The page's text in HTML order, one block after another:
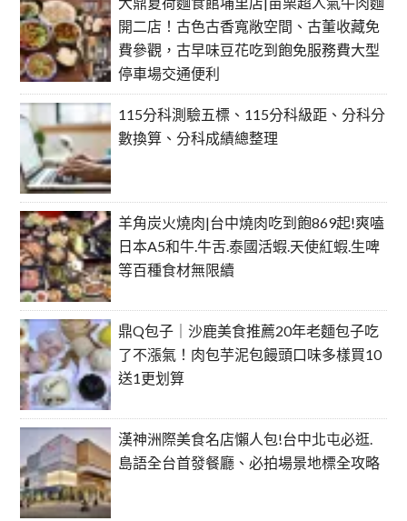
開二店！古色古香寬敞空間、古董收藏免
費參觀，古早味豆花吃到飽免服務費大型
停車場交通便利
115分科測驗五標、115分科級距、分科分
數換算、分科成績總整理
羊角炭火燒肉|台中燒肉吃到飽869起!爽嗑
日本A5和牛.牛舌.泰國活蝦.天使紅蝦.生啤
等百種食材無限續
鼎Q包子｜沙鹿美食推薦20年老麵包子吃
了不漲氣！肉包芋泥包饅頭口味多樣買10
送1更划算
漢神洲際美食名店懶人包!台中北屯必逛.
島語全台首發餐廳、必拍場景地標全攻略